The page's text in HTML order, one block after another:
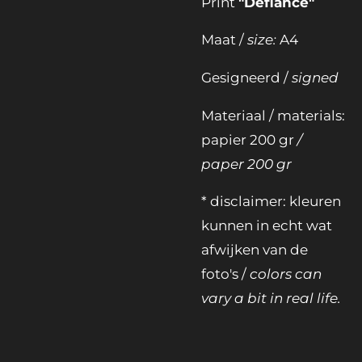
Maat / size: A4
Gesigneerd / signed
Materiaal / materials:
papier 200 gr /
paper 200 gr
* disclaimer: kleuren
kunnen in echt wat
afwijken van de
foto's / colors can
vary a bit in real life.